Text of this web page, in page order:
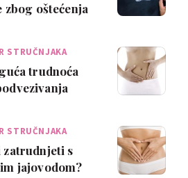
zbog oštećenja
STRUČNJAKA
trudnoća
STRUČNJAKA
s
jajovodom?